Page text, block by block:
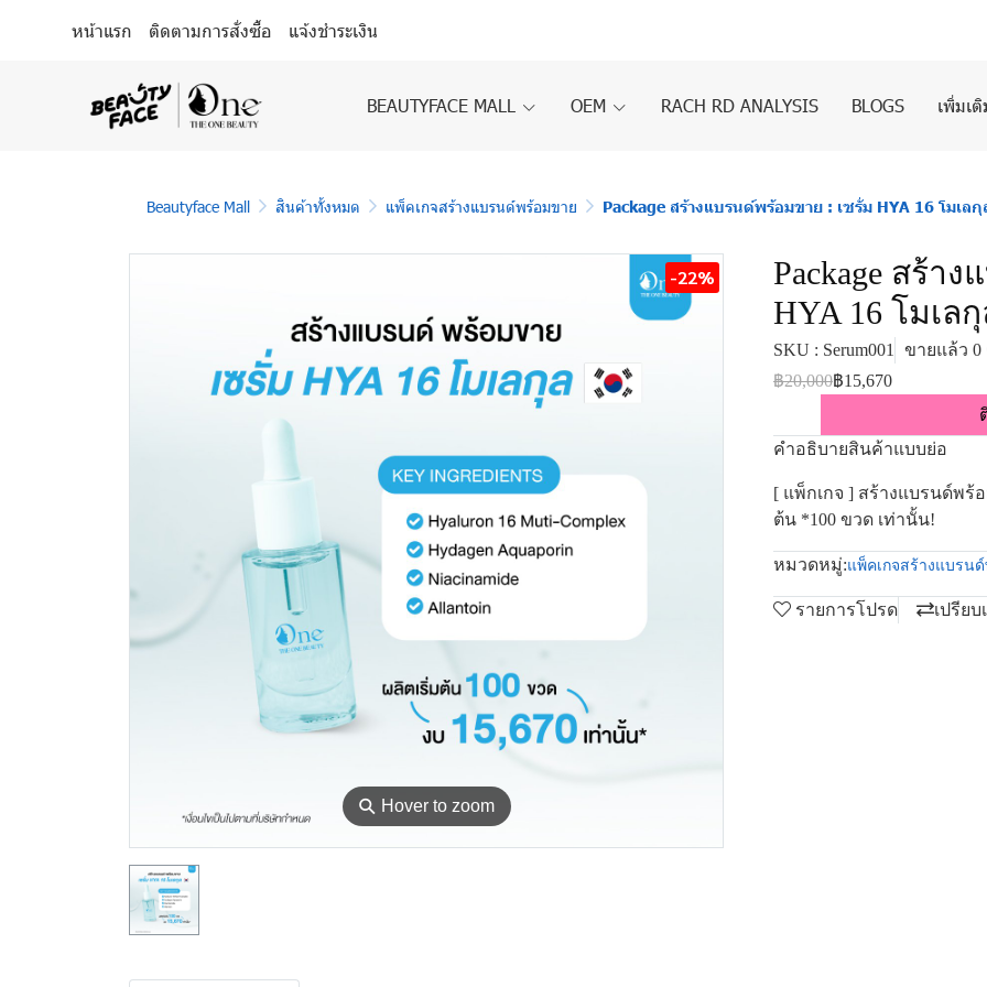
หน้าแรก ติดตามการสั่งซื้อ แจ้งชำระเงิน
BEAUTYFACE MALL OEM RACH RD ANALYSIS BLOGS เพิ่มเ
Beautyface Mall สินค้าทั้งหมด แพ็คเกจสร้างแบรนด์พร้อมขาย Package สร้างแบรนด์พร้อมขาย : เซรั่ม HYA 16 โมเลกุ
⚲ Hover to zoom
-22%
Package สร้า
HYA 16 โมเล
SKU : Serum001
ขายแล้ว 0
฿20,000฿15,670
คำอธิบายสินค้าแบบย่อ
[ แพ็กเกจ ] สร้างแบรนด์พร้
ต้น *100 ขวด เท่านั้น!
หมวดหมู่:แพ็คเกจสร้างแบรน
รายการโปรด เปรียบ